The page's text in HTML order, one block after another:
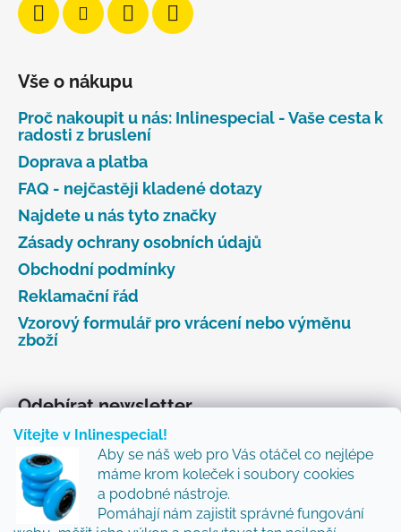
Vítejte v Inlinespecial!
Aby se náš web pro Vás otáčel co nejlépe
máme krom koleček i soubory cookies
a podobné nástroje.
Pomáhají nám zajistit správné fungování
Vše o nákupu
Proč nakoupit u nás: Inlinespecial - Vaše cesta k
radosti z bruslení
Doprava a platba
FAQ - nejčastěji kladené dotazy
Najdete u nás tyto značky
Zásady ochrany osobních údajů
Obchodní podmínky
Reklamační řád
Vzorový formulář pro vrácení nebo výměnu
zboží
Odebírat newsletter
Vložte svůj e-mail a my vám budeme zasílat informace
o nových produktech na našem e-shopu.
Přidejte se k nám a my Vám budeme zasílat ty nejlepší
novinky a tipy.